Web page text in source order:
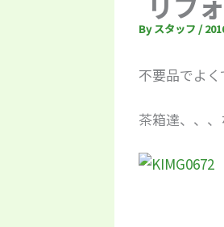
Byスタッフ /
不要品でよく
茶箱達、、